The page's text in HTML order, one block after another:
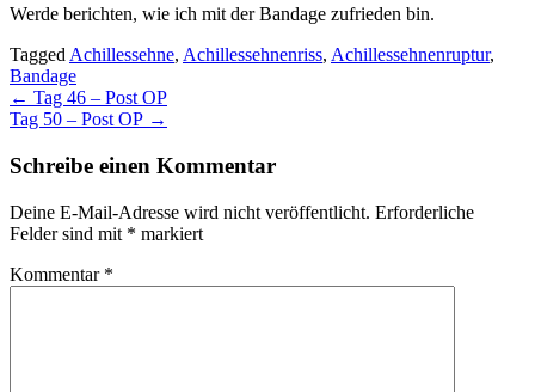
Werde berichten, wie ich mit der Bandage zufrieden bin.
TaggedAchillessehne, Achillessehnenriss, Achillessehnenruptur,
Bandage
Post
navigation
← Tag 46 – Post OP
Tag 50 – Post OP →
Schreibe einen Kommentar
Deine E-Mail-Adresse wird nicht veröffentlicht. Erforderliche
Felder sind mit * markiert
Kommentar *